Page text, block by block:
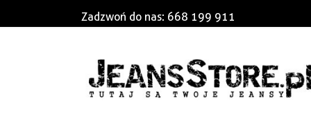
Zadzwoń do nas: 668 199 911